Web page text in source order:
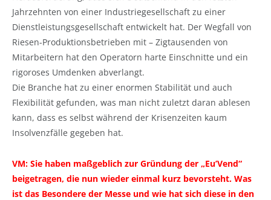
Jahrzehnten von einer Industriegesellschaft zu einer
Dienstleistungsgesellschaft entwickelt hat. Der Wegfall von
Riesen-Produktionsbetrieben mit – Zigtausenden von
Mitarbeitern hat den Operatorn harte Einschnitte und ein
rigoroses Umdenken abverlangt.
Die Branche hat zu einer enormen Stabilität und auch
Flexibilität gefunden, was man nicht zuletzt daran ablesen
kann, dass es selbst während der Krisenzeiten kaum
Insolvenzfälle gegeben hat.
VM: Sie haben maßgeblich zur Gründung der „Eu’Vend“
beigetragen, die nun wieder einmal kurz bevorsteht. Was
ist das Besondere der Messe und wie hat sich diese in den